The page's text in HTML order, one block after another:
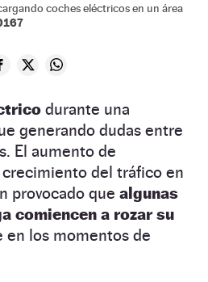
coches eléctricos en un área
durante una
generando dudas entre
El aumento de
del tráfico en
provocado que algunas
comiencen a rozar su
en los momentos de